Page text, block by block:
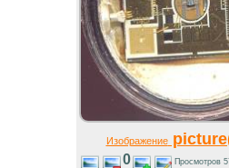
Изображение
0 Просмотров